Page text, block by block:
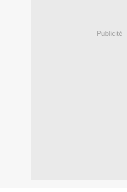
Publicité